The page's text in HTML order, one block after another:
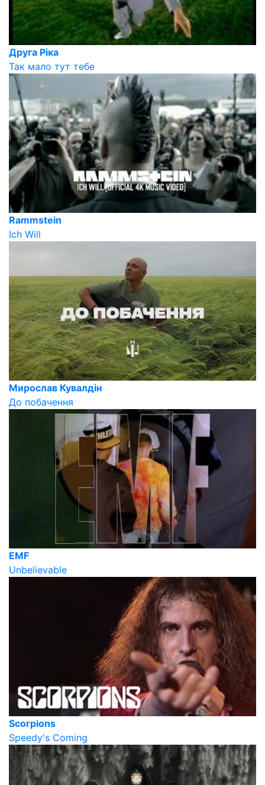
Друга Ріка
Так мало тут тебе
Rammstein
Ich Will
Мирослав Кувалдін
До побачення
EMF
Unbelievable
Scorpions
Speedy's Coming